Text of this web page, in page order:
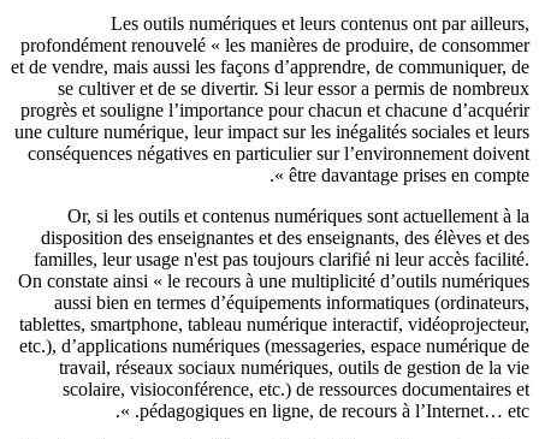
Les outils numériques et leurs contenus ont par
profondément renouvelé « les manières de produire, de
et de vendre, mais aussi les façons d’apprendre, de communiquer,
se cultiver et de se divertir. Si leur essor a permis de
progrès et souligne l’importance pour chacun et chacune
une culture numérique, leur impact sur les inégalités sociales et
conséquences négatives en particulier sur l’environnement
être davantage prises en
Or, si les outils et contenus numériques sont actuellement
disposition des enseignantes et des enseignants, des élèves et
familles, leur usage n'est pas toujours clarifié ni leur accès
On constate ainsi « le recours à une multiplicité d’outils
aussi bien en termes d’équipements informatiques
tablettes, smartphone, tableau numérique interactif,
etc.), d’applications numériques (messageries, espace numérique
travail, réseaux sociaux numériques, outils de gestion de la
scolaire, visioconférence, etc.) de ressources
pédagogiques en ligne, de recours à l’Internet…